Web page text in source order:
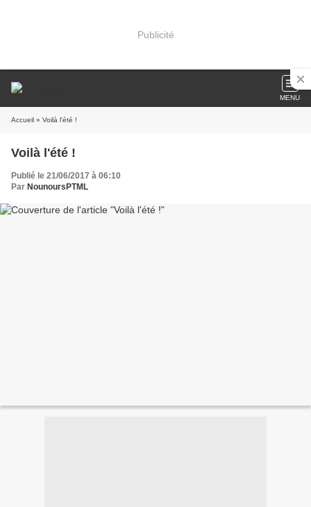
Publicité
MENU
Accueil » Voilà l'été !
Voilà l'été !
Publié le 21/06/2017 à 06:10
Par NounoursPTML